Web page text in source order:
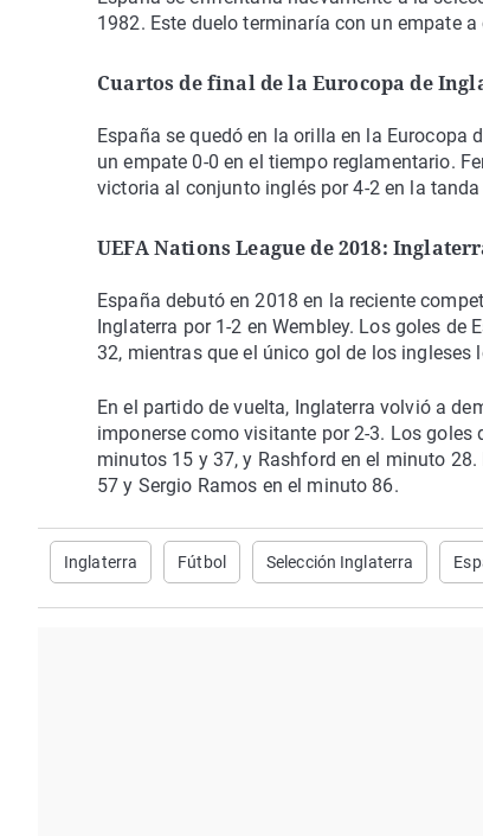
1982. Este duelo terminaría con un empate a
Cuartos de final de la Eurocopa de
España se quedó en la orilla en la Eurocopa
un empate 0-0 en el tiempo reglamentario.
victoria al conjunto inglés por 4-2 en la
UEFA Nations League de 2018:
España debutó en 2018 en la reciente
Inglaterra por 1-2 en Wembley. Los goles
32, mientras que el único gol de los
En el partido de vuelta, Inglaterra volvió a
imponerse como visitante por 2-3. Los
minutos 15 y 37, y Rashford en el minuto
57 y Sergio Ramos en el minuto 86.
Inglaterra Fútbol Selección Inglaterra